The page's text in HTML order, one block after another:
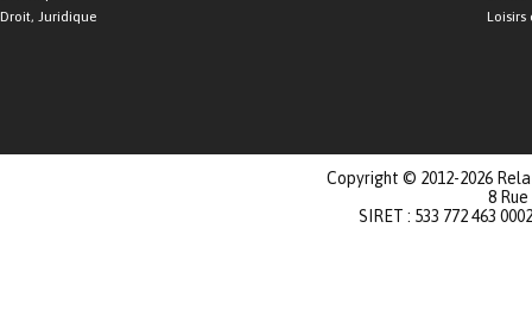
Droit, Juridique
Loisirs
Copyright © 2012-2026
8
SIRET : 533 772 463